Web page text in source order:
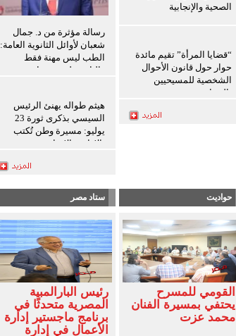
الصحية والإنجابية
“قضايا المرأة” تقيم مائدة
حوار حول قانون الأحوال
الشخصية للمسيحيين
بالمنيا
رسالة مؤثرة من د. جمال
شعبان لأوائل الثانوية العامة:
الطب ليس مهنة فقط
والثانوية ليست نهاية
هيثم طواله يهنئ الرئيس
السيسي بذكرى ثورة 23
يوليو: مسيرة وطن تُكتب
بالإرادة والإنجاز
حواديت
القومي للمسرح
يحتفي بمسيرة الفنان
محمد عزت
ستاد مصر
رئيس البارالمبية
المصرية متحدثًا في
برنامج ماجستير إدارة
الأعمال في إدارة